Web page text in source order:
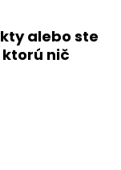
alebo ste
nič